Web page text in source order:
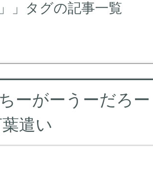
」タグの記事一覧
ーがーうーだろー
遣い